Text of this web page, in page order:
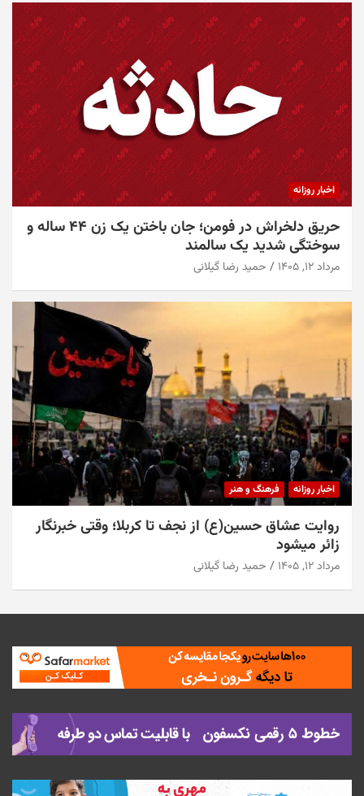
اخبار روزانه
حریق دلخراش در فومن؛ جان باختن یک زن ۴۴ ساله و
سوختگی شدید یک سالمند
مرداد ۱۲, ۱۴۰۵ حمید رضا گیلانی
اخبار روزانه فرهنگ و هنر
روایت عشاق حسین(ع) از نجف تا کربلا؛ وقتی خبرنگار
زائر میشود
مرداد ۱۲, ۱۴۰۵ حمید رضا گیلانی